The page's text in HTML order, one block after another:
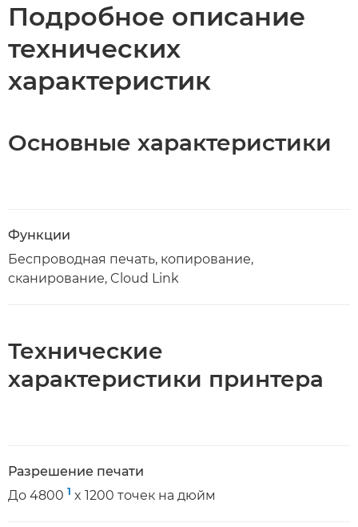
Подробное описание
технических
характеристик
Основные характеристики
Функции
Беспроводная печать, копирование,
сканирование, Cloud Link
Технические
характеристики принтера
Разрешение печати
До 4800 1 x 1200 точек на дюйм